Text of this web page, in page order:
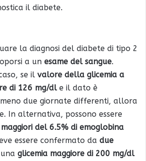
il diabete.
la diagnosi del diabete di tipo 2
a un esame del sangue.
se il valore della glicemia a
di 126 mg/dle il dato è
due giornate differenti, allora
In alternativa, possono essere
del 6.5% di emoglobina
essere confermato da due
glicemia maggiore di 200 mg/dl